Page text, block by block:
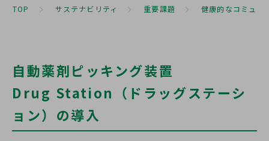
TOP サステナビリティ 重要課題 健康的なコミュニ
自動薬剤ピッキング装置
Drug Station（ドラッグステーシ
ョン）の導入
医療の安全性確保と医薬品の適正管理
スペシャリティ医薬品に対する対応
オンライン資格確認による正確な本人情報確認の実施
デジタルを活用した医薬品などの情報提供